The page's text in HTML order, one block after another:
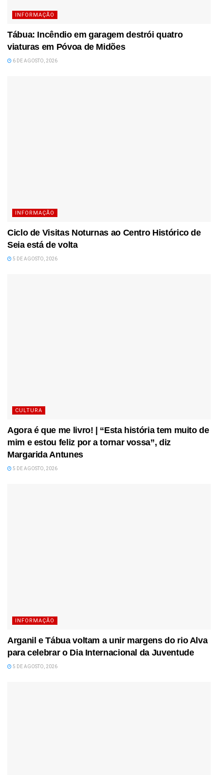
INFORMAÇÃO
Tábua: Incêndio em garagem destrói quatro
viaturas em Póvoa de Midões
6 DE AGOSTO, 2026
INFORMAÇÃO
Ciclo de Visitas Noturnas ao Centro Histórico de
Seia está de volta
5 DE AGOSTO, 2026
CULTURA
Agora é que me livro! | “Esta história tem muito de
mim e estou feliz por a tornar vossa”, diz
Margarida Antunes
5 DE AGOSTO, 2026
INFORMAÇÃO
Arganil e Tábua voltam a unir margens do rio Alva
para celebrar o Dia Internacional da Juventude
5 DE AGOSTO, 2026